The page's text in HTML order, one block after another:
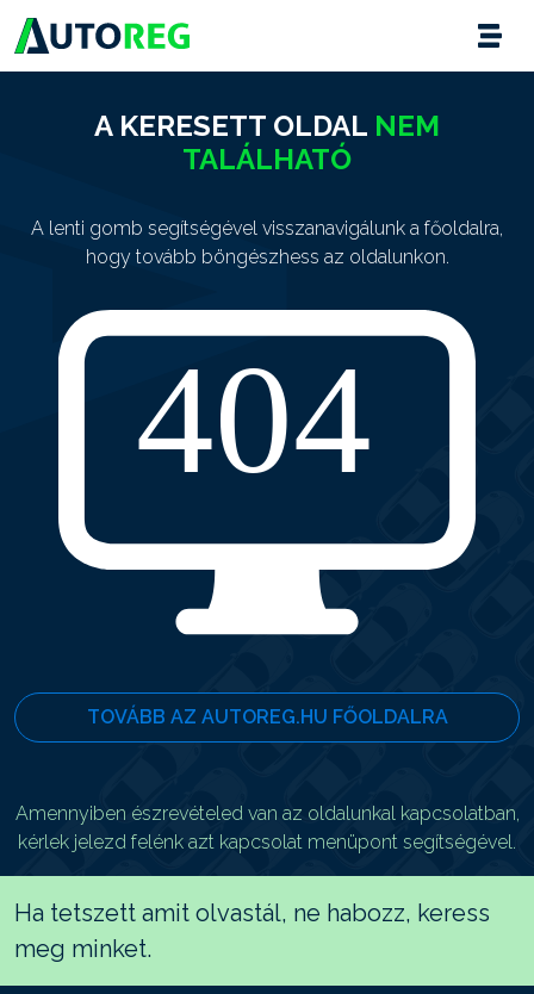
A KERESETT OLDAL NEM
TALÁLHATÓ
A lenti gomb segítségével visszanavigálunk a főoldalra,
hogy tovább böngészhess az oldalunkon.
TOVÁBB AZ AUTOREG.HU FŐOLDALRA
Amennyiben észrevételed van az oldalunkal kapcsolatban,
kérlek jelezd felénk azt kapcsolat menüpont segítségével.
Ha tetszett amit olvastál, ne habozz, keress
meg minket.